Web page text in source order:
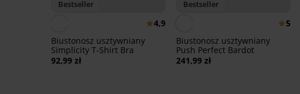
Bestseller
4,9
Biustonosz usztywniany
Simplicity T-Shirt Bra
92,99 zł
Bestseller
5
Biustonosz usztywniany
Push Perfect Bardot
241,99 zł